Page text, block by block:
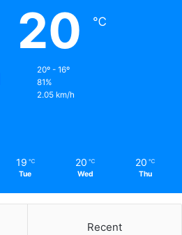
20 ℃
20º - 16º
81%
2.05 km/h
19 ℃
Tue
20 ℃
Wed
20 ℃
Thu
Recent